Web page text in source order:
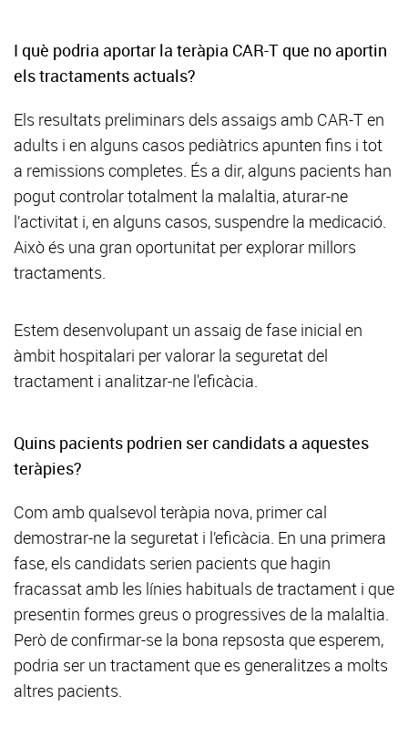
I què podria aportar la teràpia CAR-T que no aportin
els tractaments actuals?
Els resultats preliminars dels assaigs amb CAR-T en
adults i en alguns casos pediàtrics apunten fins i tot
a remissions completes. És a dir, alguns pacients han
pogut controlar totalment la malaltia, aturar-ne
l’activitat i, en alguns casos, suspendre la medicació.
Això és una gran oportunitat per explorar millors
tractaments.
Estem desenvolupant un assaig de fase inicial en
àmbit hospitalari per valorar la seguretat del
tractament i analitzar-ne l'eficàcia.
Quins pacients podrien ser candidats a aquestes
teràpies?
Com amb qualsevol teràpia nova, primer cal
demostrar-ne la seguretat i l’eficàcia. En una primera
fase, els candidats serien pacients que hagin
fracassat amb les línies habituals de tractament i que
presentin formes greus o progressives de la malaltia.
Però de confirmar-se la bona repsosta que esperem,
podria ser un tractament que es generalitzes a molts
altres pacients.